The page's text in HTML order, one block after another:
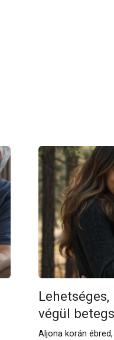
végül
Aljona korán